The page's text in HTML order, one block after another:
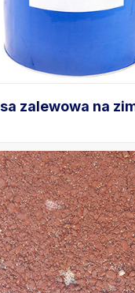
zalewowa na
Dodaj do